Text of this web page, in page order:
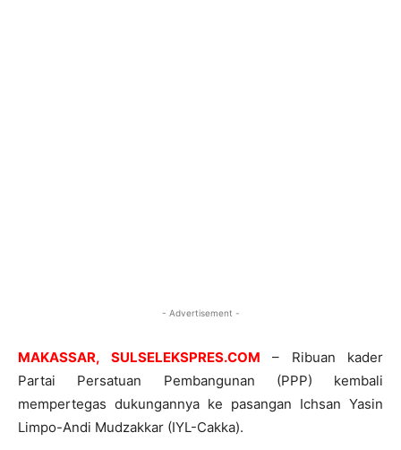
- Advertisement -
MAKASSAR, SULSELEKSPRES.COM – Ribuan kader
Partai Persatuan Pembangunan (PPP) kembali
mempertegas dukungannya ke pasangan Ichsan Yasin
Limpo-Andi Mudzakkar (IYL-Cakka).